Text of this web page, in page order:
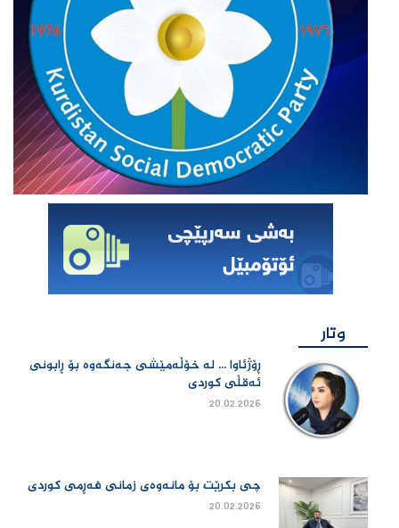
وتار
ڕۆژئاوا ... لە خۆڵەمێشی جەنگەوە بۆ ڕابونی
ئەقڵی کوردی
20.02.2026
چی بكرێت بۆ مانەوەی زمانی فەڕمی كوردی
20.02.2026